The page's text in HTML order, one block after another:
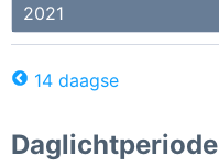
2021
14 daagse
Daglichtperiode